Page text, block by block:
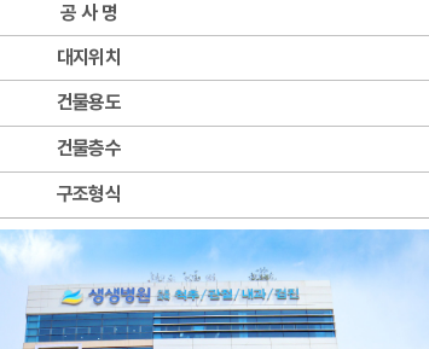
공 사 명
대지위치
건물용도
건물층수
구조형식